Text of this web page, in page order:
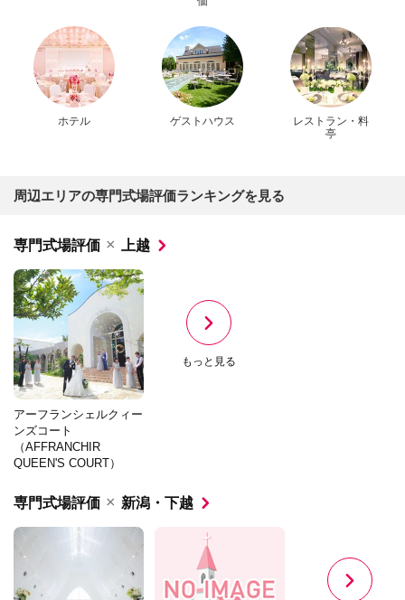
ホテル ゲストハウス
レストラン・料
亭
周辺エリアの専門式場評価ランキングを見る
専門式場評価 × 上越
アーフランシェルクィー
ンズコート
（AFFRANCHIR
QUEEN'S COURT）
もっと見る
専門式場評価 × 新潟・下越